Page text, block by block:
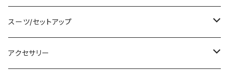
チュニック
ニット/セーター
パーカー
レギンス
その他
その他
その他
バンドゥビキニ
ワンピース
ミニ/ショート
ミディアム/ミモレ
スーツ/セットアップ
パンツスーツ
アクセサリー